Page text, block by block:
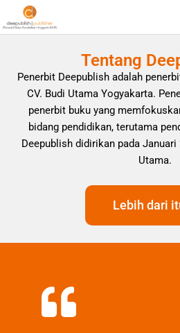
Tentang
Penerbit Deepublish adalah
CV. Budi Utama Yogyakarta.
penerbit buku yang
bidang pendidikan, terutama
Deepublish didirikan pada Januari
Utama.
Lebih dari